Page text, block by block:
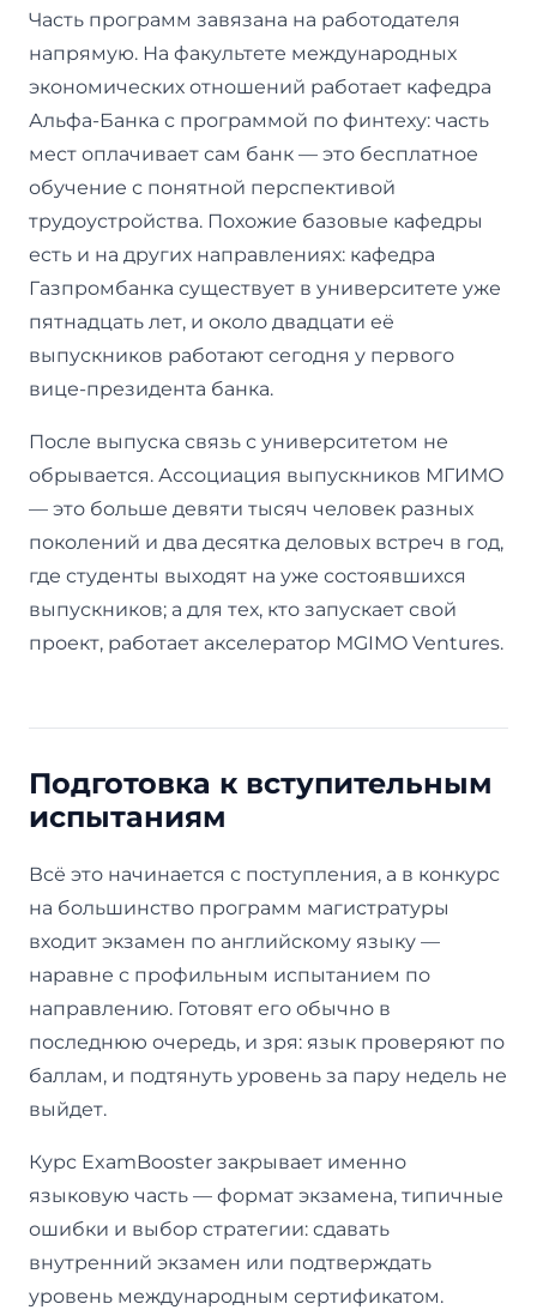
Часть программ завязана на работодателя
напрямую. На факультете международных
экономических отношений работает кафедра
Альфа-Банка с программой по финтеху: часть
мест оплачивает сам банк — это бесплатное
обучение с понятной перспективой
трудоустройства. Похожие базовые кафедры
есть и на других направлениях: кафедра
Газпромбанка существует в университете уже
пятнадцать лет, и около двадцати её
выпускников работают сегодня у первого
вице-президента банка.
После выпуска связь с университетом не
обрывается. Ассоциация выпускников МГИМО
— это больше девяти тысяч человек разных
поколений и два десятка деловых встреч в год,
где студенты выходят на уже состоявшихся
выпускников; а для тех, кто запускает свой
проект, работает акселератор MGIMO Ventures.
Подготовка к вступительным
испытаниям
Всё это начинается с поступления, а в конкурс
на большинство программ магистратуры
входит экзамен по английскому языку —
наравне с профильным испытанием по
направлению. Готовят его обычно в
последнюю очередь, и зря: язык проверяют по
баллам, и подтянуть уровень за пару недель не
выйдет.
Курс ExamBooster закрывает именно
языковую часть — формат экзамена, типичные
ошибки и выбор стратегии: сдавать
внутренний экзамен или подтверждать
уровень международным сертификатом.